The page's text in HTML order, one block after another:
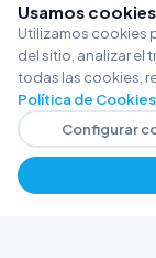
Usamos cookies
Utilizamos cookies
del sitio, analizar el
todas las cookies,
Política de Cookies
Configurar